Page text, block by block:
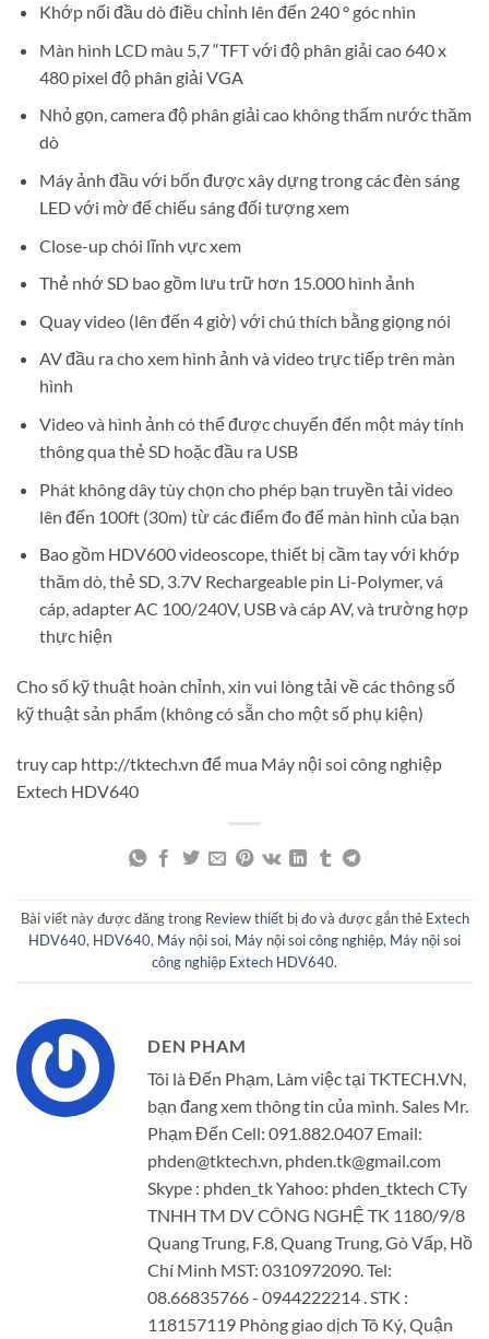
Khớp nối đầu dò điều chỉnh lên đến 240 ° góc nhìn
Màn hình LCD màu 5,7 “TFT với độ phân giải cao 640 x
480 pixel độ phân giải VGA
Nhỏ gọn, camera độ phân giải cao không thấm nước thăm
dò
Máy ảnh đầu với bốn được xây dựng trong các đèn sáng
LED với mờ để chiếu sáng đối tượng xem
Close-up chói lĩnh vực xem
Thẻ nhớ SD bao gồm lưu trữ hơn 15.000 hình ảnh
Quay video (lên đến 4 giờ) với chú thích bằng giọng nói
AV đầu ra cho xem hình ảnh và video trực tiếp trên màn
hình
Video và hình ảnh có thể được chuyển đến một máy tính
thông qua thẻ SD hoặc đầu ra USB
Phát không dây tùy chọn cho phép bạn truyền tải video
lên đến 100ft (30m) từ các điểm đo để màn hình của bạn
Bao gồm HDV600 videoscope, thiết bị cầm tay với khớp
thăm dò, thẻ SD, 3.7V Rechargeable pin Li-Polymer, vá
cáp, adapter AC 100/240V, USB và cáp AV, và trường hợp
thực hiện
Cho số kỹ thuật hoàn chỉnh, xin vui lòng tải về các thông số
kỹ thuật sản phẩm (không có sẵn cho một số phụ kiện)
truy cap http://tktech.vn để mua Máy nội soi công nghiệp
Extech HDV640
Bài viết này được đăng trong Review thiết bị đovà được gắn thẻ Extech
HDV640, HDV640, Máy nội soi, Máy nội soi công nghiệp, Máy nội soi
công nghiệp Extech HDV640.
DEN PHAM
Tôi là Đến Phạm, Làm việc tại TKTECH.VN,
bạn đang xem thông tin của mình. Sales Mr.
Phạm Đến Cell: 091.882.0407 Email:
phden@tktech.vn, phden.tk@gmail.com
Skype : phden_tk Yahoo: phden_tktech CTy
TNHH TM DV CÔNG NGHỆ TK 1180/9/8
Quang Trung, F.8, Quang Trung, Gò Vấp, Hồ
Chí Minh MST: 0310972090. Tel:
08.66835766 - 0944222214 . STK :
118157119 Phòng giao dịch Tô Ký, Quận